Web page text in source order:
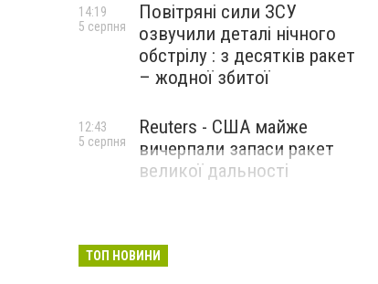
Повітряні сили ЗСУ
озвучили деталі нічного
обстрілу : з десятків ракет
– жодної збитої
14:19
5 серпня
Reuters - США майже
вичерпали запаси ракет
великої дальності
12:43
5 серпня
ТОП НОВИНИ